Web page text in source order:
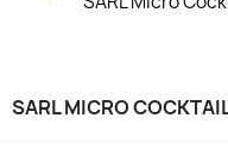
SARL MICRO